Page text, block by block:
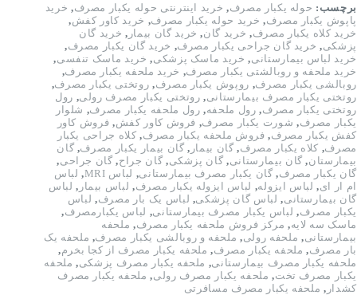
برچسب: حوله یکبار مصرف, خرید اینترنتی حوله یکبار مصرف, خرید
پاپوش یکبار مصرف, خرید حوله یکبار مصرف, خرید کاور کفش,
خرید کلاه یکبار مصرف, خرید گان, خرید گان بیمار , خرید گان
پزشکی, خرید گان جراحی یکبار مصرف, خرید گان یکبار مصرف,
خرید لباس بیمارستانی, خرید ماسک پزشکی, خرید ماسک تنفسی,
خرید ملحفه و روبالشتی یکبار مصرف, خرید ملحفه یکبار مصرف,
روبالشی یکبار مصرف, روپوش یکبار مصرف, روتختی یکبار مصرف,
روتختی یکبار مصرف بیمارستانی, روتختی یکبار مصرف رولی, رول
روتختی یکبار مصرف, رول ملحفه, رول ملحفه یکبار مصرف, شلوار
یکبار مصرف, شورت یکبار مصرف, فروش کاور کفش, فروش کاور
کفش یکبار مصرف, فروش ملحفه یکبار مصرف, کلاه جراحی یکبار
مصرف, کلاه یکبار مصرف, گان بیمار , گان بیمار یکبار مصرف, گان
بیمارستان, گان بیمارستانی, گان پزشکی, گان جراح, گان جراحی,
گان یکبار مصرف, گان یکبار مصرف بیمارستانی, لباس MRI , لباس
ام ار ای, لباس ایزوله, لباس ایزوله یکبار مصرف, لباس بیمار , لباس
گان بیمارستانی, لباس گان پزشکی, لباس یک بار مصرف, لباس
یکبار مصرف, لباس یکبار مصرف بیمارستانی, لباس یکبارمصرف,
ماسک سه لایه, مرکز فروش ملحفه یکبار مصرف, ملحفه
بیمارستانی, ملحفه رولی, ملحفه و روبالشی یکبار مصرف, ملحفه یک
بار مصرف, ملحفه یکبار مصرف, ملحفه یکبار مصرف از کجا بخرم,
ملحفه یکبار مصرف بیمارستانی, ملحفه یکبار مصرف پزشکی, ملحفه
یکبار مصرف تخت, ملحفه یکبار مصرف رولی, ملحفه یکبار مصرف
کشدار , ملحفه یکبار مصرف مسافرتی